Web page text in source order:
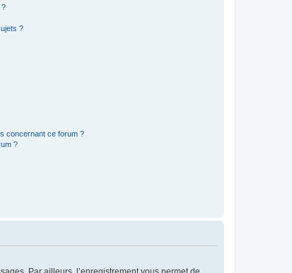
?
?
concernant ce forum ?
?